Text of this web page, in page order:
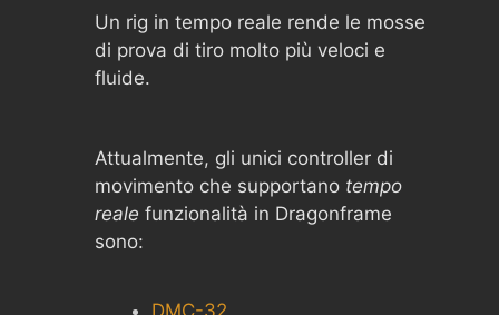
Un rig in tempo reale rende le mosse
di prova di tiro molto più veloci e
fluide.
Attualmente, gli unici controller di
movimento che supportano tempo
reale funzionalità in Dragonframe
sono:
DMC-32